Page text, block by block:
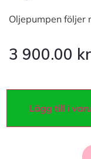
Oljepumpen följer
3 900.00 kr
Lägg till i